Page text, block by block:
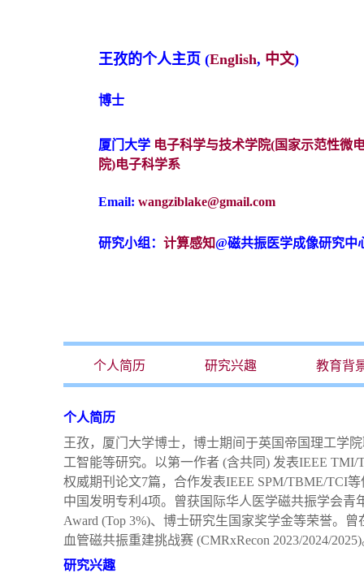
王孜的个人主页 (English, 中文)
博士
厦门大学 电子科学与技术学院(国家示范性微
院)电子科学系
Email: wangziblake@gmail.com
研究小组： 计算感知@磁共振医学成像研究中
个人简历 研究兴趣 教育背
个人简历
王孜，厦门大学博士，博士期间于英国帝国理工学
工智能等研究。以第一作者 (含共同) 发表IEEE
权威期刊论文7篇，合作发表IEEE SPM/TBME/TCI
中国发明专利4项。曾获国际华人医学磁共振学会青
Award (Top 3%)、博士研究生国家奖学金等荣誉。
血管磁共振重建挑战赛 (CMRxRecon 2023/2024/
研究兴趣